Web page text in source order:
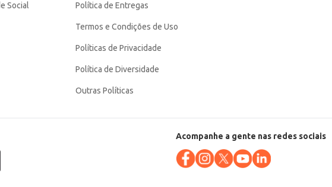
Social Política de Entregas
Termos e Condições de Uso
Políticas de Privacidade
Política de Diversidade
Outras Políticas
Acompanhe a gente nas redes sociais